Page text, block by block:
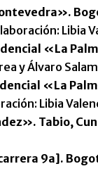
Libia
«La
y Álvaro
«La
Libia
Tabio,
9a].